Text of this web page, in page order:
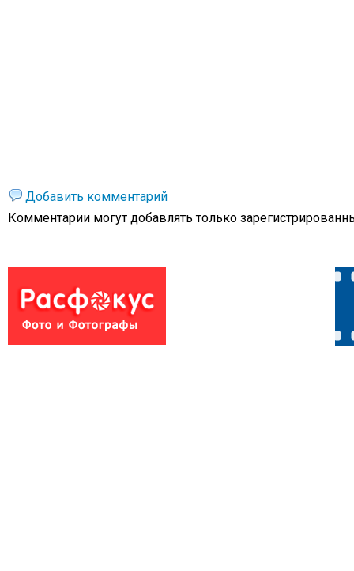
Добавить комментарий
Комментарии могут добавлять только